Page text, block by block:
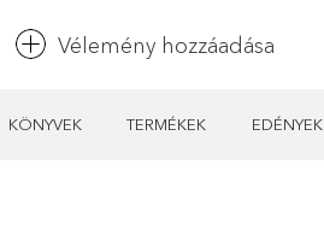
Vélemény hozzáadása
KÖNYVEK TERMÉKEK EDÉNYEK